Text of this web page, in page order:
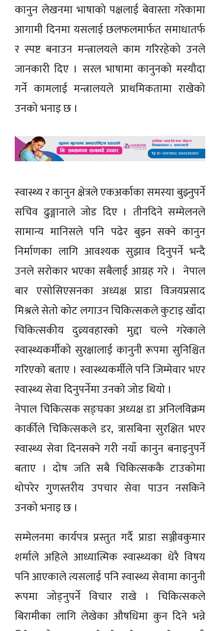
कानुन लेखनमा भाषाको पक्षलाई बेवास्ता गरेकामा
आगामी दिनमा यसलाई छलफलमार्फत समाधातर्फ
र स्पष्ट बनाउन मन्त्रालयले काम गरिरहेको उनले
जानकारी दिए । सरल भाषामा कानुनको मस्यौदा
गर्ने कामलाई मन्त्रालयले प्राथमिकतामा राखेको
उनको भनाइ छ ।
स्वास्थ्य र कानुन क्षेत्रले एकअर्काका समस्या बुझ्नुपर्ने
सचिव ढुङ्गानाले जोड दिए । तीनदिने सम्मेलनले
सामान्य मानिसले पनि पढेर बुझ्न सक्ने कानुन
निर्माणका लागि आवश्यक सुझाव दिनुपर्ने भन्दै
उनले सरोकार भएका सबैलाई आग्रह गरे । नेपाल
बार एसोसिएसनका अध्यक्ष प्राडा विजयप्रसाद
मिश्रले सेतो कोट लगाउन चिकित्सकले कुटाइ खाँदा
चिकित्सकीय दुव्र्यवहारको मुद्दा चल्ने गरेकाले
स्वास्थ्यकर्मीको सुरक्षालाई कानुनी रूपमा सुनिश्चित
गरिएको बताए । स्वास्थ्यकर्मीले पनि जिम्मेवार भएर
स्वास्थ्य सेवा दिनुपर्नेमा उनको जोड थियो ।
नेपाल चिकित्सक सङ्घका अध्यक्ष डा अनिलविक्रम
कार्कीले चिकित्सकले डर, त्रासबिना सुरक्षित भएर
स्वास्थ्य सेवा दिनसक्ने गरी नयाँ कानुन बनाइनुपर्ने
बताए । दोष जति सबै चिकित्सककै टाउकोमा
थोपरेर गुणस्तरीय उपचार सेवा पाउन नसकिने
उनको भनाइ छ ।
सम्मेलनमा कार्यपत्र प्रस्तुत गर्दै प्राडा सञ्जीवकुमार
शर्माले अहिले आध्यात्मिक स्वास्थ्यका धेरै विषय
पनि आएकाले त्यसलाई पनि स्वास्थ्य सेवामा कानुनी
रूपमा जोड्नुपर्ने विचार राखे । चिकित्सकले
बिरामीका लागि लेखेका औषधिमा कुन दिने भन्ने